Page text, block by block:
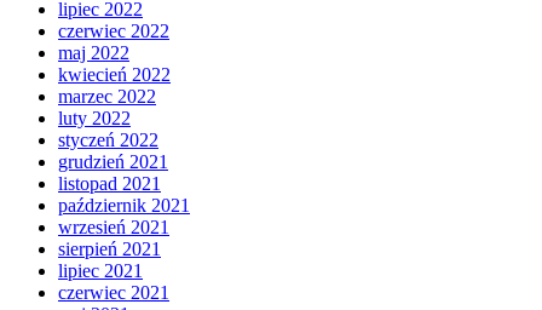
lipiec 2022
czerwiec 2022
maj 2022
kwiecień 2022
marzec 2022
luty 2022
styczeń 2022
grudzień 2021
listopad 2021
październik 2021
wrzesień 2021
sierpień 2021
lipiec 2021
czerwiec 2021